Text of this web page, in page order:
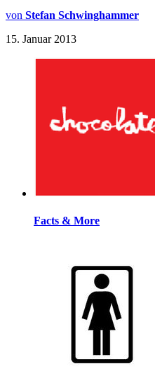
von Stefan Schwinghammer
15. Januar 2013
Facts & More